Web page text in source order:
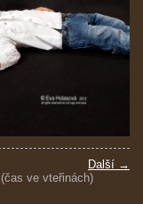
Další →
(čas ve vteřinách)